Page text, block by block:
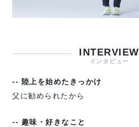
INTERVIEW
インタビュー
-- 陸上を始めたきっかけ
父に勧められたから
-- 趣味・好きなこと